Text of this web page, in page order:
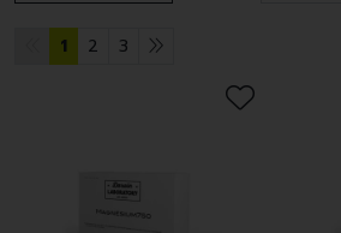
élaboration de nos cosmétiques:
- des actifs d'origine végétale
- une haute concentration en
- une gamme hypoallergénique
1 2 3